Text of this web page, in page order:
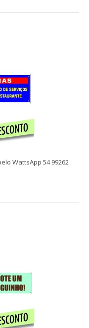
99262 4843 Faixas
WattsApp 54 99262
WattsApp 54 99262